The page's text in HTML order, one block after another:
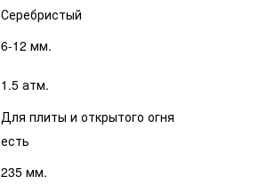
Серебристый
6-12 мм.
1.5 атм.
Для плиты и открытого огня
есть
235 мм.